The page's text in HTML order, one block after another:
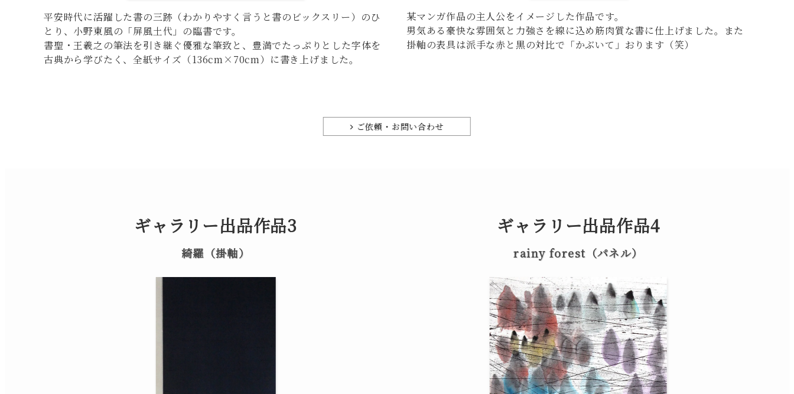
平安時代に活躍した書の三跡（わかりやすく言うと書のビックスリー）のひ
とり、小野東風の「屏風土代」の臨書です。
書聖・王羲之の筆法を引き継ぐ優雅な筆致と、豊満でたっぷりとした字体を
古典から学びたく、全紙サイズ（136cm×70cm）に書き上げました。
某マンガ作品の主人公をイメージした作品です。
男気ある豪快な雰囲気と力強さを線に込め筋肉質な書に仕上げました。また
掛軸の表具は派手な赤と黒の対比で「かぶいて」おります（笑）
ご依頼・お問い合わせ
ギャラリー出品作品3
綺羅（掛軸）
ギャラリー出品作品4
rainy forest（パネル）